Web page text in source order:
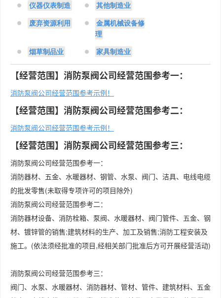
仪器仪表制造 其他制造业
废弃资源利用
金属机械设备修
理
烟草制品业 家具制造业
【经营范围】消防泵阀公司经营范围参考一：
消防泵阀公司经营范围参考示例！
【经营范围】消防泵阀公司经营范围参考二：
消防泵阀公司经营范围参考示例！
【经营范围】消防泵阀公司经营范围参考三：
消防泵阀公司经营范围参考一：
消防器材、五金、水暖器材、钢管、水泵、阀门、洁具、电线电缆
的批发零售(未取得专项许可的项目除外)
消防泵阀公司经营范围参考二：
消防器材设备、消防栓箱、泵阀、水暖器材、阀门管件、五金、钢
材、镀锌管的销售;建筑材料的生产、加工及销售;消防工程安装及
施工。(依法须经批准的项目,经相关部门批准后方可开展经营活动)
消防泵阀公司经营范围参考三：
阀门、水泵、水暖器材、消防器材、管材、管件、建筑材料、五金